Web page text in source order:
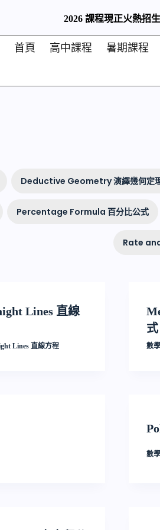
2026 課程現正火熱招
首頁 高中課程 暑期課程
Deductive Geometry 演繹幾何定
Percentage Formula 百分比公式
Rate
Lines 直線
Lines 直線方程
式
數
數